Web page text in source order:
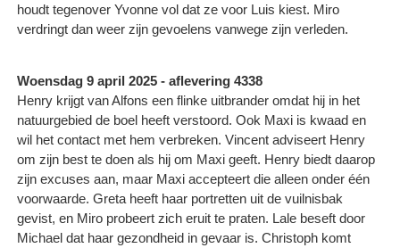
houdt tegenover Yvonne vol dat ze voor Luis kiest. Miro
verdringt dan weer zijn gevoelens vanwege zijn verleden.
Woensdag 9 april 2025 - aflevering 4338
Henry krijgt van Alfons een flinke uitbrander omdat hij in het
natuurgebied de boel heeft verstoord. Ook Maxi is kwaad en
wil het contact met hem verbreken. Vincent adviseert Henry
om zijn best te doen als hij om Maxi geeft. Henry biedt daarop
zijn excuses aan, maar Maxi accepteert die alleen onder één
voorwaarde. Greta heeft haar portretten uit de vuilnisbak
gevist, en Miro probeert zich eruit te praten. Lale beseft door
Michael dat haar gezondheid in gevaar is. Christoph komt